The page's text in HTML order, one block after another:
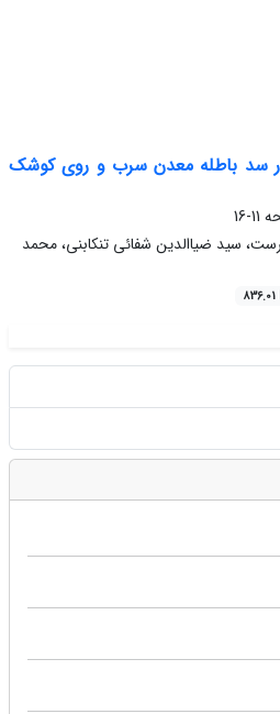
سد باطله معدن سرب و روی کوشک
11-16
سید ضیاالدین شفائی تنکابنی، محمد
836.01